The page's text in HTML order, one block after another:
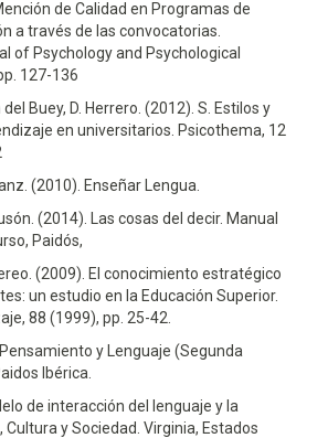
de Calidad en Programas de
a través de las convocatorias.
of Psychology and Psychological
127-136
Buey, D. Herrero. (2012). S. Estilos y
en universitarios. Psicothema, 12
(2010). Enseñar Lengua.
(2014). Las cosas del decir. Manual
Paidós,
(2009). El conocimiento estratégico
un estudio en la Educación Superior.
88 (1999), pp. 25-42.
y Lenguaje (Segunda
Ibérica.
de interacción del lenguaje y la
Cultura y Sociedad. Virginia, Estados